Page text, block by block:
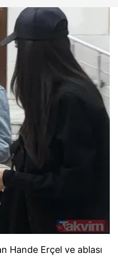
Hande Erçel ve ablası